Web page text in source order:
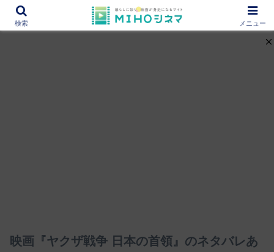
12000作品を紹介！あなたの映画図書館『MIHOシネマ』
映画『ヤクザ戦争 日本の首領』のネタバレあ
検索 メニュー